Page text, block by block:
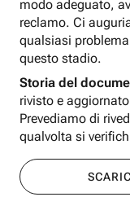
modo adeguato,
reclamo. Ci
qualsiasi
questo stadio.
Storia del
rivisto e
Prevediamo di
qualvolta si